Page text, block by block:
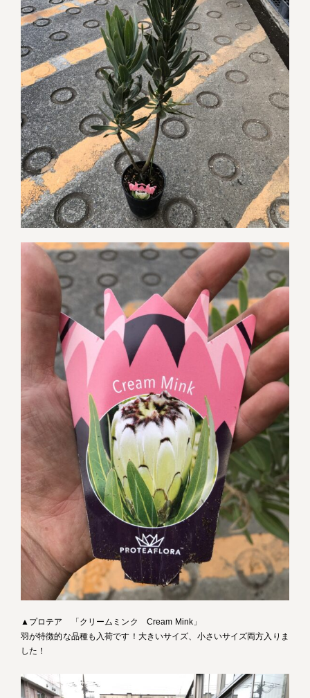
▲プロテア 「クリームミンク Cream Mink」
羽が特徴的な品種も入荷です！大きいサイズ、小さいサイズ両方入りま
した！